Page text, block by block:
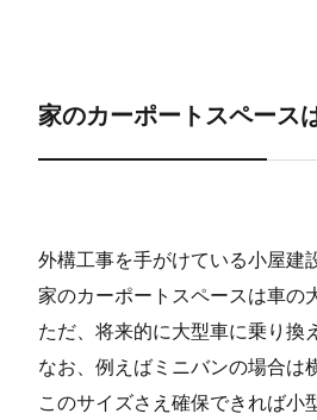
家のカーポートスペース
外構工事を手がけている小屋建
家のカーポートスペースは車の
ただ、将来的に大型車に乗り換
なお、例えばミニバンの場合は
このサイズさえ確保できれば小